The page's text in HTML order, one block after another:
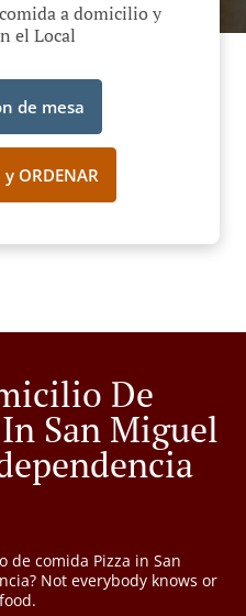
a domicilio y
el Local
de mesa
ORDENAR
De
San Miguel
de comida Pizza in San
Not everybody knows or